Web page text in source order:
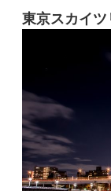
東京スカイツ